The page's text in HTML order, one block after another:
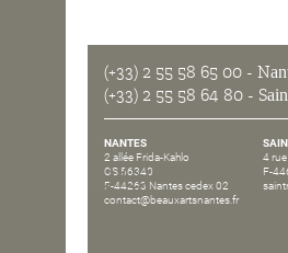
(+33) 2 55 58 65 00 -
(+33) 2 55 58 64 80 -
NANTES
2 allée Frida-Kahlo
CS 56340
F-44263 Nantes cedex 02
contact@beauxartsnantes.fr
4 rue
F-